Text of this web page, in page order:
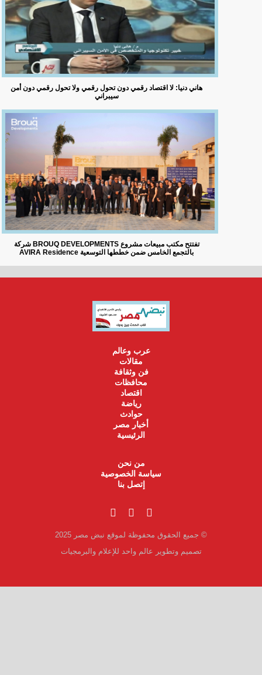
هاني دنيا: لا اقتصاد رقمي دون تحول رقمي ولا تحول رقمي دون أمن
سيبراني
شركة BROUQ DEVELOPMENTS تفتتح مكتب مبيعات مشروع
AVIRA Residence بالتجمع الخامس ضمن خططها التوسعية
عرب وعالم
مقالات
فن وثقافة
محافظات
اقتصاد
رياضة
حوادث
أخبار مصر
الرئيسية
من نحن
سياسة الخصوصية
إتصل بنا
© جميع الحقوق محفوظة لموقع نبض مصر 2025
تصميم وتطوير عالم واحد للإعلام والبرمجيات